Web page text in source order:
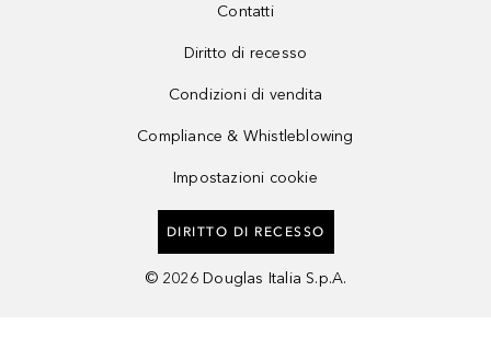
Contatti
Diritto di recesso
Condizioni di vendita
Compliance & Whistleblowing
Impostazioni cookie
DIRITTO DI RECESSO
© 2026 Douglas Italia S.p.A.